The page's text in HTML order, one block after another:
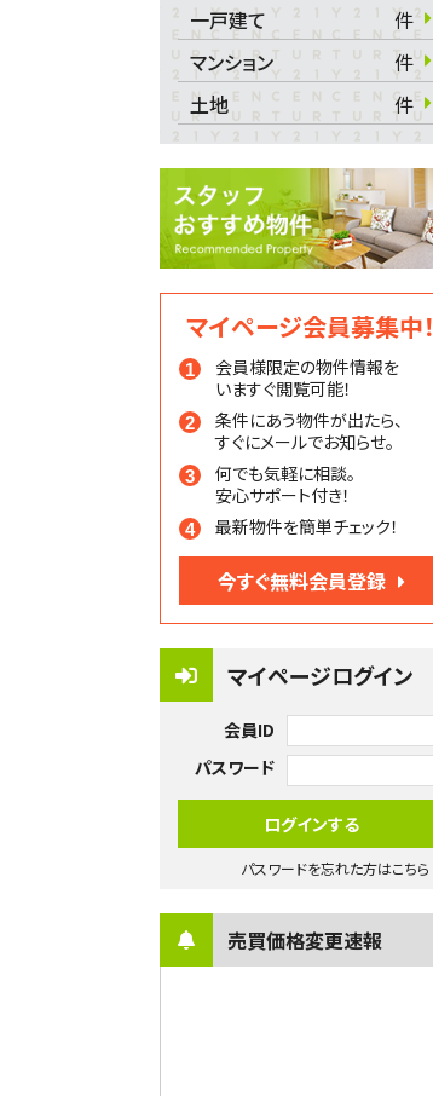
一戸建て
件
マンション
件
土地
件
マイページ会員募集中！
会員様限定の物件情報を
いますぐ閲覧可能！
条件にあう物件が出たら、
すぐにメールでお知らせ。
何でも気軽に相談。
安心サポート付き！
最新物件を簡単チェック！
今すぐ無料会員登録
マイページログイン
会員ID
パスワード
パスワードを忘れた方はこちら
売買価格変更速報